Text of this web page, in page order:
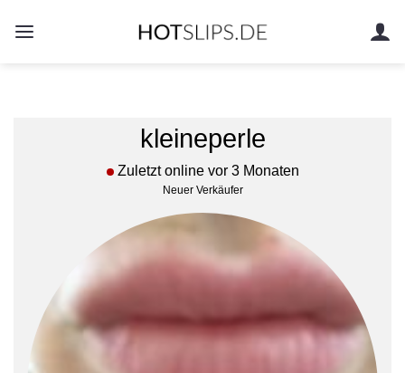
Inhalt
kleineperle
Zuletzt online vor 3 Monaten
Neuer Verkäufer